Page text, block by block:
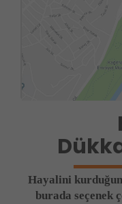
Hayalini
burada seçenek